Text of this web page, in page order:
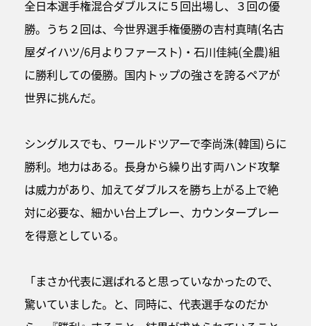
全日本選手権混合ダブルスに５回出場し、３回の優
勝。うち２回は、今世界選手権優勝の吉村真晴(名古
屋ダイハツ/6月よりファースト)・石川佳純(全農)組
に勝利しての優勝。国内トップの強さを誇るペアが
世界に挑んだ。
シングルスでも、ワールドツアーで李尚洙(韓国)らに
勝利。地力はある。長身から繰り出す両ハンド攻撃
は威力があり、加えてダブルスを勝ち上がる上で絶
対に必要な、細かい台上プレー、カウンタープレー
を得意としている。
「まさか代表に選ばれると思っていなかったので、
驚いていました。と、同時に、代表選手なのだか